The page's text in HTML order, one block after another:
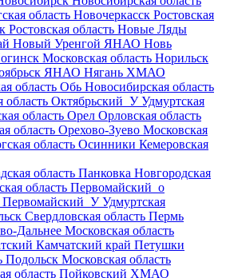
область Новочеркасск Ростовская
Ростовская область Новые Ляды
Новый Уренгой ЯНАО Новь
Московская область Норильск
ЯНАО Нягань ХМАО
область Обь Новосибирская область
область Октябрьский_У Удмуртская
область Орел Орловская область
область Орехово-Зуево Московская
область Осинники Кемеровская
область Панковка Новгородская
область Первомайский_о
Первомайский_У Удмуртская
Свердловская область Пермь
Дальнее Московская область
Камчатский край Петушки
Подольск Московская область
область Пойковский ХМАО